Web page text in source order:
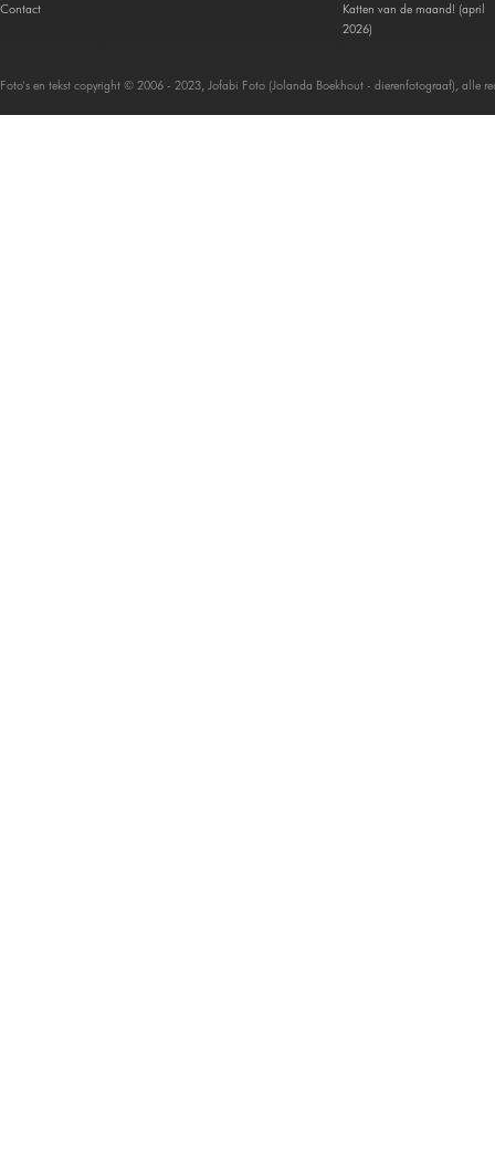
Contact
Katten van de maand! (april
2026)
Foto's en tekst copyright © 2006 - 2023, Jofabi Foto (Jolanda Boekhout - dierenfotograaf), alle